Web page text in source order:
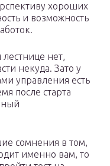
хороших
и возможность
нет,
некуда. Зато у
управления есть
после старта
сомнения в том,
именно вам, то